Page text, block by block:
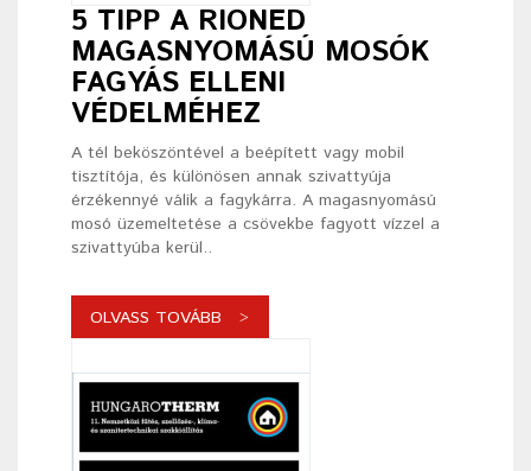
5 TIPP A RIONED
MAGASNYOMÁSÚ MOSÓK
FAGYÁS ELLENI
VÉDELMÉHEZ
A tél beköszöntével a beépített vagy mobil
tisztítója, és különösen annak szivattyúja
érzékennyé válik a fagykárra. A magasnyomású
mosó üzemeltetése a csövekbe fagyott vízzel a
szivattyúba kerül..
OLVASS TOVÁBB